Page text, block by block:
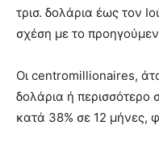
τρισ. δολάρια έως τον
σχέση με το
Οι centromillionaires,
δολάρια ή περισσότερο
κατά 38% σε 12 μήνες,